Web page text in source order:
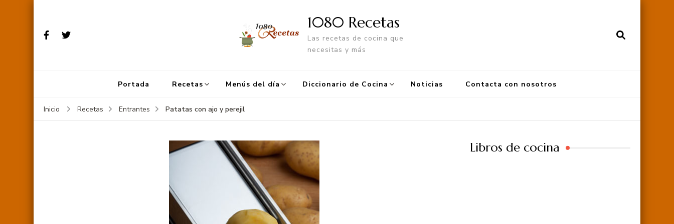
1080 Recetas
Las recetas de cocina que
necesitas y más
Portada Recetas Menús del día Diccionario de Cocina Noticias Contacta con nosotros
Inicio Recetas Entrantes Patatas con ajo y perejil
Libros de cocina